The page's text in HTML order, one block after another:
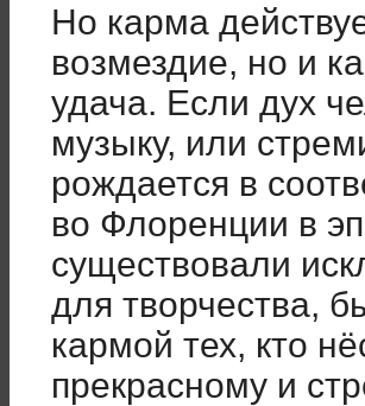
Но карма
возмездие, но и
удача. Если дух
музыку, или
рождается в
во Флоренции в
существовали
для творчества,
кармой тех, кто
прекрасному и